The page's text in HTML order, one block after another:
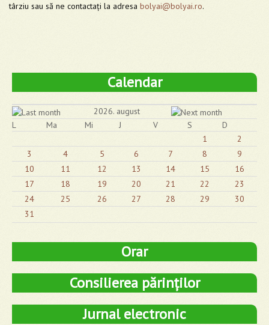
târziu sau să ne contactați la adresa bolyai@bolyai.ro.
Calendar
2026. august
L
Ma Mi J V S
D
1
2
3
4 5 6 7 8
9
10
11 12 13 14 15
16
17
18 19 20 21 22
23
24
25 26 27 28 29
30
31
Orar
Consilierea părinților
Jurnal electronic